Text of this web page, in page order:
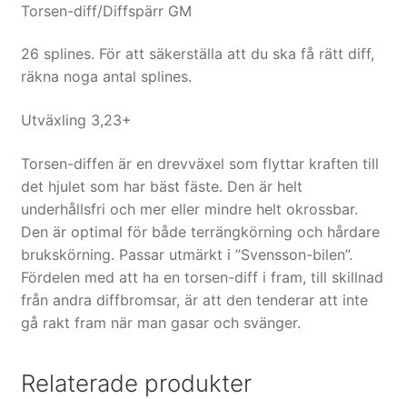
Torsen-diff/Diffspärr GM
26 splines. För att säkerställa att du ska få rätt diff,
räkna noga antal splines.
Utväxling 3,23+
Torsen-diffen är en drevväxel som flyttar kraften till
det hjulet som har bäst fäste. Den är helt
underhållsfri och mer eller mindre helt okrossbar.
Den är optimal för både terrängkörning och hårdare
brukskörning. Passar utmärkt i ”Svensson-bilen”.
Fördelen med att ha en torsen-diff i fram, till skillnad
från andra diffbromsar, är att den tenderar att inte
gå rakt fram när man gasar och svänger.
Relaterade produkter